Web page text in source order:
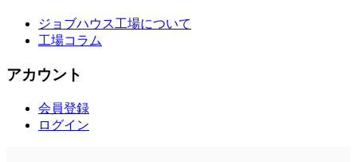
ジョブハウス工場について
工場コラム
アカウント
会員登録
ログイン